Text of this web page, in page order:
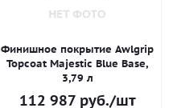
Финишное покрытие Awlgrip
Topcoat Majestic Blue Base,
3,79 л
112 987руб./шт